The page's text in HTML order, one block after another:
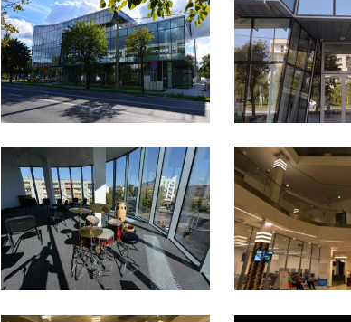
Ustawienia
Szanujemy Twoją prywatność.
zaakceptować je wszystkie. W
zmiany swoich ustawień.